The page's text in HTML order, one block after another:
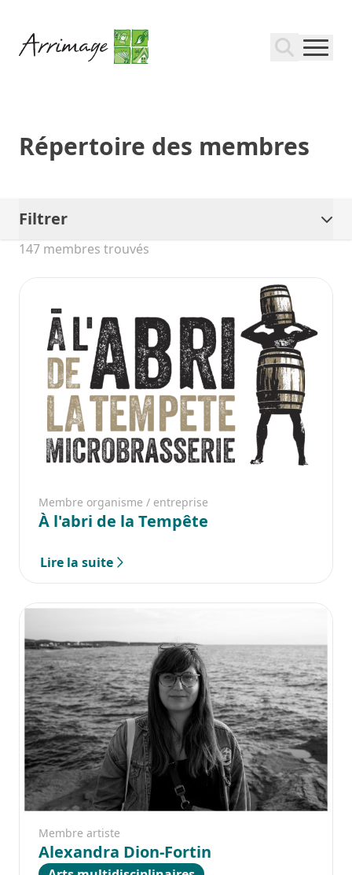
Répertoire des membres
Filtrer
147 membres trouvés
Membre organisme / entreprise
À l'abri de la Tempête
Lire la suite
Membre artiste
Alexandra Dion-Fortin